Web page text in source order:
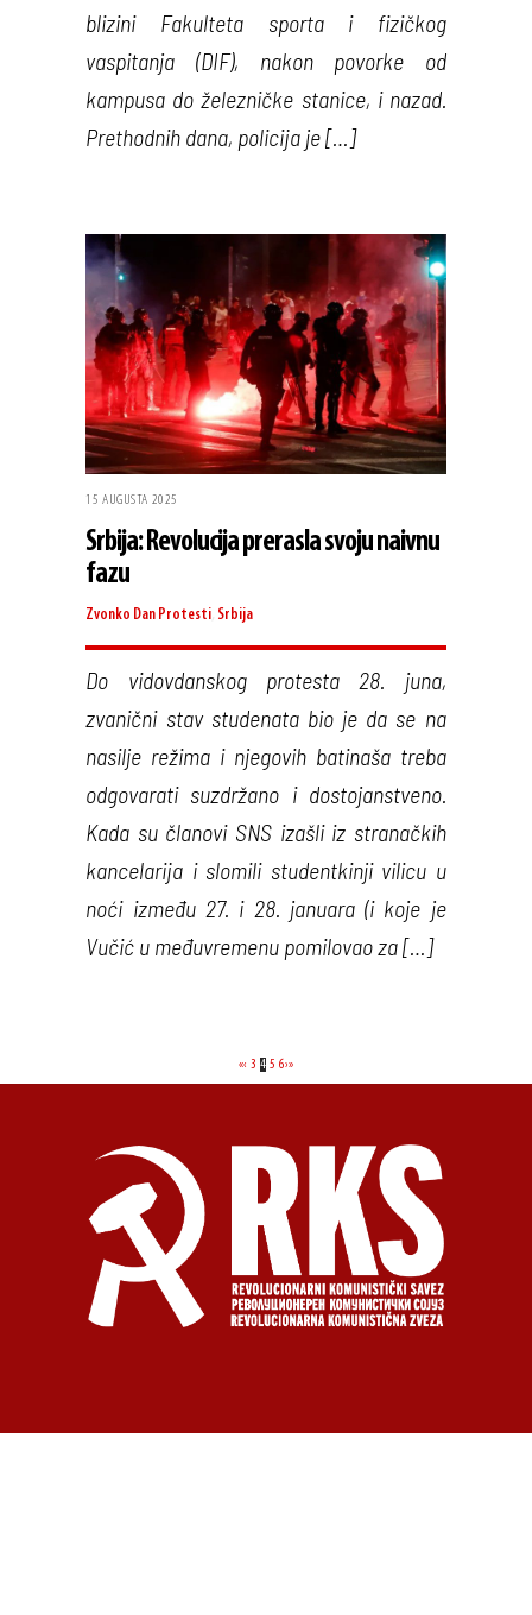
blizini Fakulteta sporta i fizičkog
vaspitanja (DIF), nakon povorke od
kampusa do železničke stanice, i nazad.
Prethodnih dana, policija je […]
15 AUGUSTA 2025
Srbija: Revolucija prerasla svoju naivnu
fazu
Zvonko Dan Protesti Srbija
Do vidovdanskog protesta 28. juna,
zvanični stav studenata bio je da se na
nasilje režima i njegovih batinaša treba
odgovarati suzdržano i dostojanstveno.
Kada su članovi SNS izašli iz stranačkih
kancelarija i slomili studentkinji vilicu u
noći između 27. i 28. januara (i koje je
Vučić u međuvremenu pomilovao za […]
«‹ 3 4 5 6›»